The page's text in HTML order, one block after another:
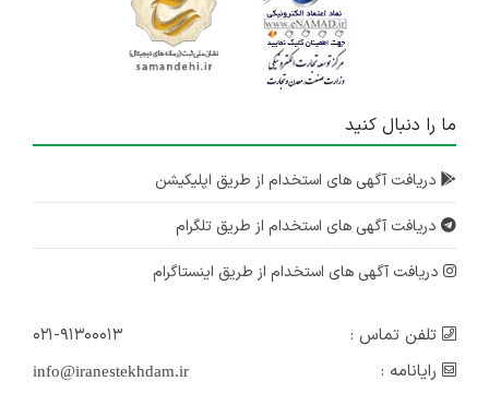
ما را دنبال کنید
دریافت آگهی های استخدام از طریق اپلیکیشن
دریافت آگهی های استخدام از طریق تلگرام
دریافت آگهی های استخدام از طریق اینستاگرام
تلفن تماس :
۰۲۱-۹۱۳۰۰۰۱۳
رایانامه :
info@iranestekhdam.ir